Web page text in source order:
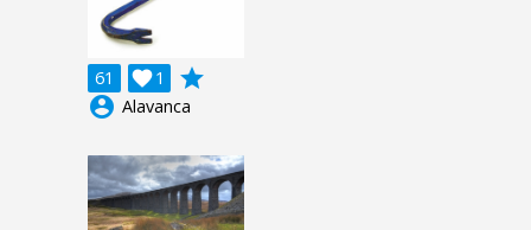
61 1

grade
account_circle Alavanca